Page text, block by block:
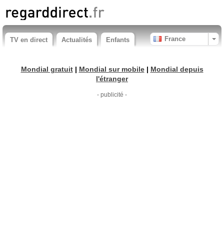
TV en direct Actualités Enfants France
Mondial gratuit| Mondial sur mobile| Mondial depuis
l'étranger
- publicité -